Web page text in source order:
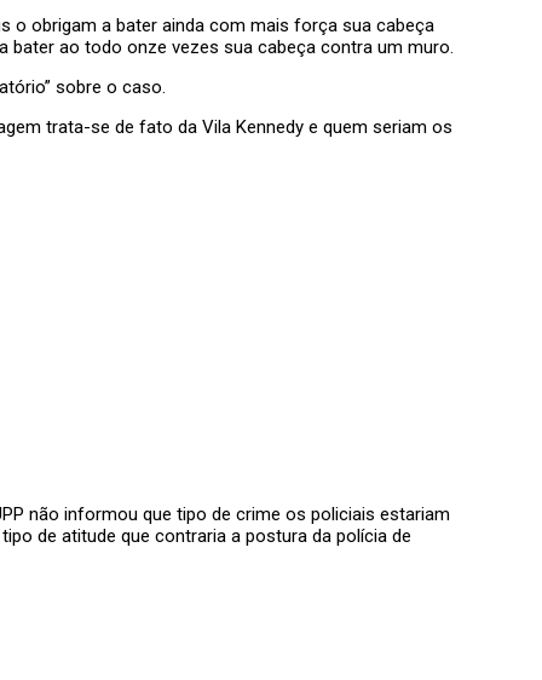
o obrigam a bater ainda com mais força sua cabeça
bater ao todo onze vezes sua cabeça contra um muro.
sobre o caso.
trata-se de fato da Vila Kennedy e quem seriam os
não informou que tipo de crime os policiais estariam
de atitude que contraria a postura da polícia de